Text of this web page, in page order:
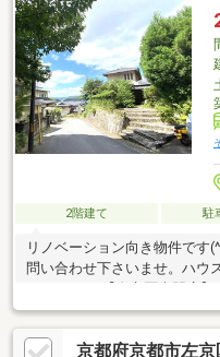
物件情報 常時４００件以上
ぐ検索！是非ご活用下さいま
2階建て 駐
リノベーション向き物件です
問い合わせ下さいませ。ハウ
ス・スタート京都左京店が、
ります。※左京区でお探しの
クされている方の多くが、こ
京都府京都市左